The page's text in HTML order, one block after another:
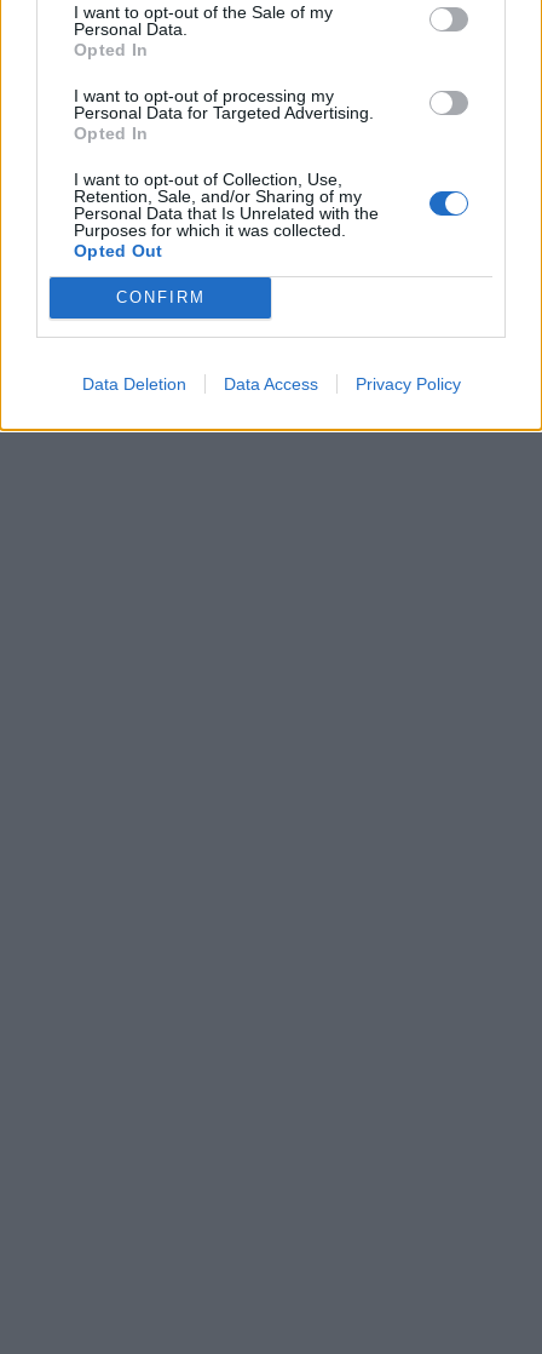
I want to opt-out of the Sale of my
Personal Data.
Opted In
I want to opt-out of processing my
Personal Data for Targeted Advertising.
Opted In
I want to opt-out of Collection, Use,
Retention, Sale, and/or Sharing of my
Personal Data that Is Unrelated with the
Purposes for which it was collected.
Opted Out
CONFIRM
Data Deletion Data Access Privacy Policy